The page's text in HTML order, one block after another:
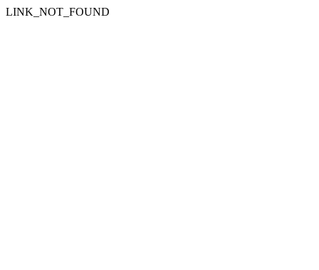
LINK_NOT_FOUND